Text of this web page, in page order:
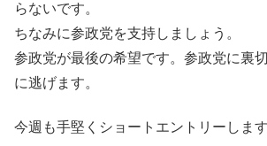
らないです。
ちなみに参政党を支持しましょう。
参政党が最後の希望です。参政党に裏
に逃げます。
今週も手堅くショートエントリーします